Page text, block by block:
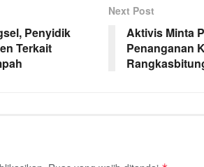
Penyidik
Terkait
Next Post
Aktivis Minta
Penanganan